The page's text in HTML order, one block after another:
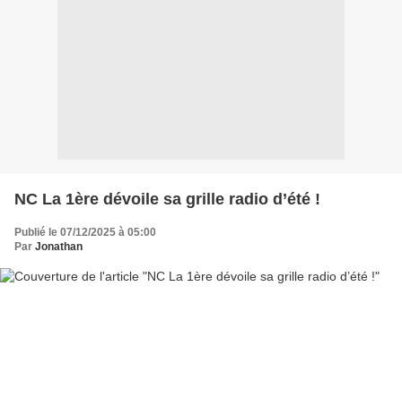
NC La 1ère dévoile sa grille radio d’été !
Publié le 07/12/2025 à 05:00
Par Jonathan